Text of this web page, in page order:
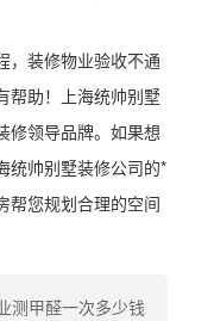
，装修物业验收不通
帮助！上海统帅别墅
修领导品牌。如果想
统帅别墅装修公司的*
帮您规划合理的空间
测甲醛一次多少钱